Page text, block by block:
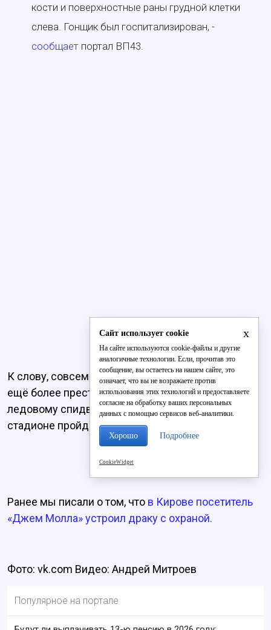
кости и поверхностные раны грудной клетки
слева. Гонщик был госпитализирован, -
сообщает портал ВП43.
К слову, совсем скоро Вятские Поляны примут
ещё более престижные соревнования по
ледовому спидвею. 11-12 февраля на этом же
стадионе пройдет финал Кубка России.
Ранее мы писали о том, что в Кирове посетитель
«Джем Молла» устроил драку с охраной.
Фото: vk.com Видео: Андрей Митроев
Популярное на портале
x
Сайт использует cookie
На сайте используются cookie-файлы и другие
аналогичные технологии. Если, прочитав это
сообщение, вы остаетесь на нашем сайте, это
означает, что вы не возражаете против
использования этих технологий и предоставляете
согласие на обработку ваших персональных
данных с помощью сервисов веб-аналитики.
Хорошо Подробнее
CookieWidget